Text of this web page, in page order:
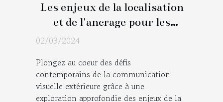
Les enjeux de la localisation
et de l'ancrage pour les
installations de ballons
02/03/2024
Plongez au coeur des défis
contemporains de la communication
visuelle extérieure grâce à une
exploration approfondie des enjeux de la